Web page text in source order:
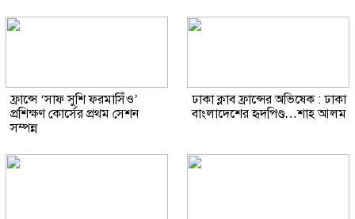
ফ্রান্সে ‘সাফ সুশি ফরমাসিঁও’
প্রশিক্ষণ কোর্সের প্রথম সেশন
সম্পন্ন
ঢাকা ক্লাব ফ্রান্সের অভিষেক : ঢাকা
বাংলাদেশের হৃদপিণ্ড…শাহ আলম